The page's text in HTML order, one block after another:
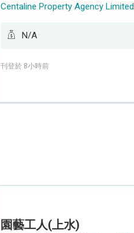
Centaline Property Agency Limited
N/A
刊登於 8小時前
園藝工人(上水)